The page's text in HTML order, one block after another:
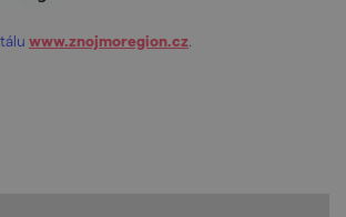
www.znojmoregion.cz